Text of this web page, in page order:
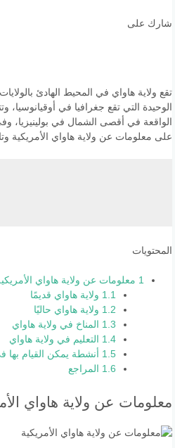
شارك على
تقع ولاية هاواي في المحيط الهادئ
الوحيدة التي تقع جغرافيا في
الواقعة في أقصى الشمال في بولينيزيا،
على معلومات عن ولاية هاواي الأمريكية
المحتويات
1 معلومات عن ولاية هاواي
1.1 ولاية هاواي قديمًا
1.2 ولاية هاواي حاليًا
1.3 المناخ في ولاية هاواي
1.4 التعليم في ولاية هاواي
1.5 أنشطة يمكن القيام بها
1.6 المراجع
معلومات عن ولاية هاواي